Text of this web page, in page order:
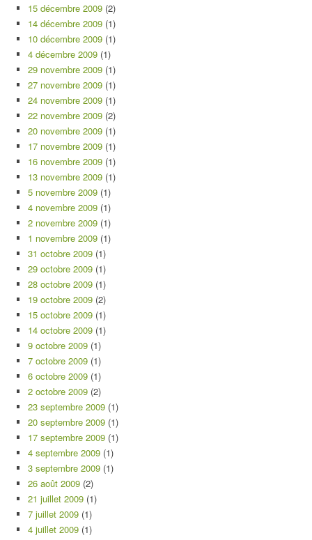
15 décembre 2009 (2)
14 décembre 2009 (1)
10 décembre 2009 (1)
4 décembre 2009 (1)
29 novembre 2009 (1)
27 novembre 2009 (1)
24 novembre 2009 (1)
22 novembre 2009 (2)
20 novembre 2009 (1)
17 novembre 2009 (1)
16 novembre 2009 (1)
13 novembre 2009 (1)
5 novembre 2009 (1)
4 novembre 2009 (1)
2 novembre 2009 (1)
1 novembre 2009 (1)
31 octobre 2009 (1)
29 octobre 2009 (1)
28 octobre 2009 (1)
19 octobre 2009 (2)
15 octobre 2009 (1)
14 octobre 2009 (1)
9 octobre 2009 (1)
7 octobre 2009 (1)
6 octobre 2009 (1)
2 octobre 2009 (2)
23 septembre 2009 (1)
20 septembre 2009 (1)
17 septembre 2009 (1)
4 septembre 2009 (1)
3 septembre 2009 (1)
26 août 2009 (2)
21 juillet 2009 (1)
7 juillet 2009 (1)
4 juillet 2009 (1)